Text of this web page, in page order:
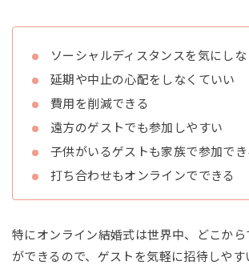
ソーシャルディスタンスを気にしな
延期や中止の心配をしなくていい
費用を削減できる
遠方のゲストでも参加しやすい
子供がいるゲストも家族で参加でき
打ち合わせもオンラインでできる
特にオンライン結婚式は世界中、どこか
ができるので、ゲストを気軽に招待しや